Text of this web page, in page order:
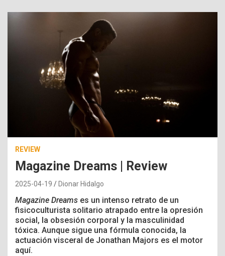
REVIEW
Magazine Dreams | Review
2025-04-19 Dionar Hidalgo
Magazine Dreams es un intenso retrato de un
fisicoculturista solitario atrapado entre la opresión
social, la obsesión corporal y la masculinidad
tóxica. Aunque sigue una fórmula conocida, la
actuación visceral de Jonathan Majors es el motor
aquí.